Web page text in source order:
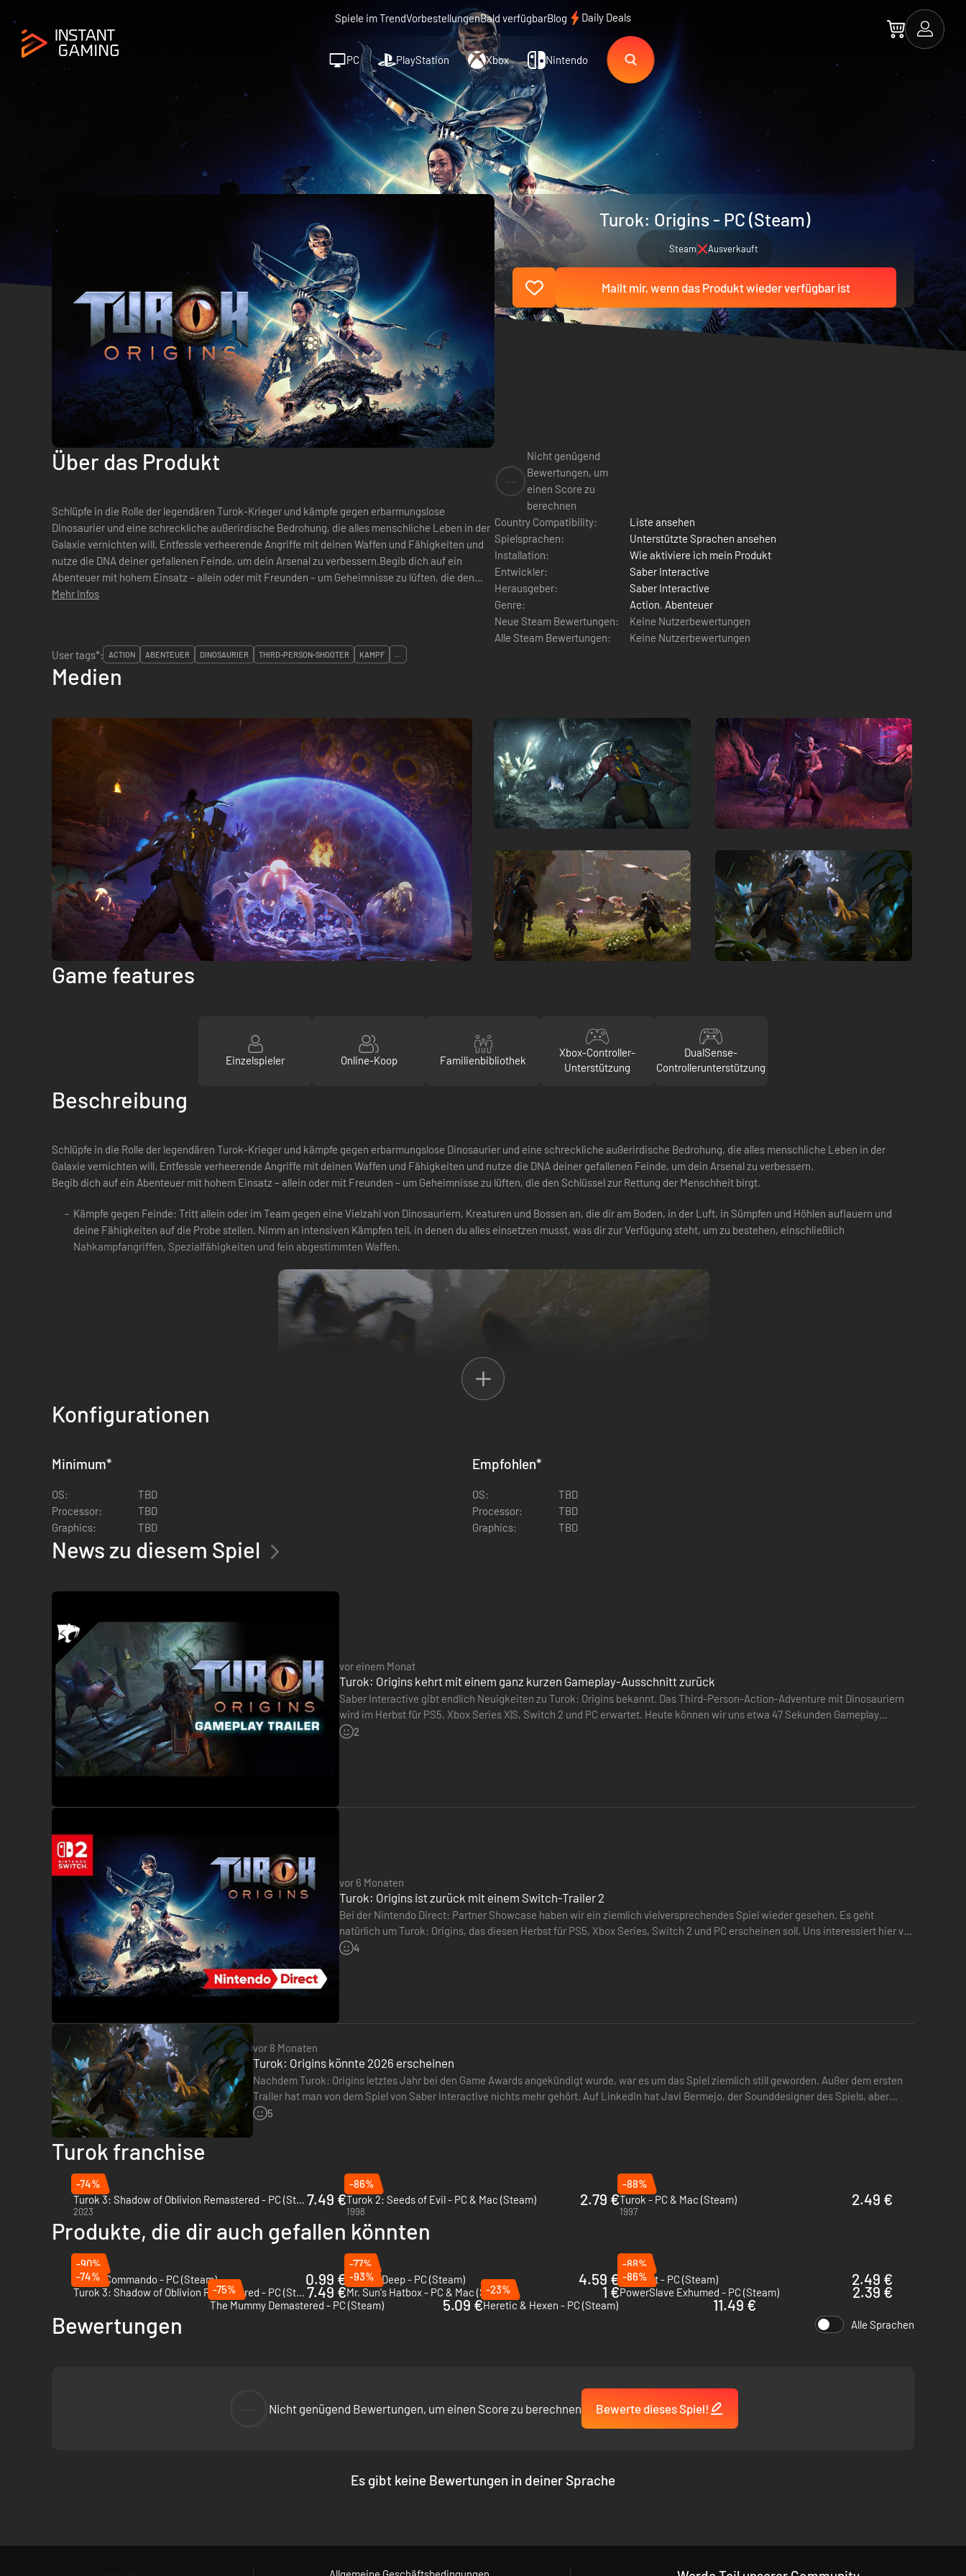
Spiele im TrendVorbestellungenBald verfügbarBlog Daily Deals
PC PlayStation Xbox Nintendo
Turok: Origins - PC (Steam)
Steam Ausverkauft
Mailt mir, wenn das Produkt wieder verfügbar ist
Über das Produkt
Schlüpfe in die Rolle der legendären Turok-Krieger und kämpfe gegen erbarmungslose
Dinosaurier und eine schreckliche außerirdische Bedrohung, die alles menschliche Leben in der
Galaxie vernichten will. Entfessle verheerende Angriffe mit deinen Waffen und Fähigkeiten und
nutze die DNA deiner gefallenen Feinde, um dein Arsenal zu verbessern.Begib dich auf ein
Abenteuer mit hohem Einsatz – allein oder mit Freunden – um Geheimnisse zu lüften, die den
Schlüssel zur Rettung der Menschheit b...
Mehr Infos
Nicht genügend
Bewertungen, um
einen Score zu
berechnen
Country Compatibility:
Liste ansehen
Spielsprachen:
Unterstützte Sprachen ansehen
Installation:
Wie aktiviere ich mein Produkt
Entwickler:
Saber Interactive
Herausgeber:
Saber Interactive
Genre:
Action, Abenteuer
Neue Steam Bewertungen:
Keine Nutzerbewertungen
Alle Steam Bewertungen:
Keine Nutzerbewertungen
User tags*:
ACTION ABENTEUER DINOSAURIER THIRD-PERSON-SHOOTER KAMPF ...
Medien
Game features
Einzelspieler Online-Koop Familienbibliothek
Xbox-Controller-
Unterstützung
DualSense-
Controllerunterstützung
Beschreibung
Schlüpfe in die Rolle der legendären Turok-Krieger und kämpfe gegen erbarmungslose Dinosaurier und eine schreckliche außerirdische Bedrohung, die alles menschliche Leben in der
Galaxie vernichten will. Entfessle verheerende Angriffe mit deinen Waffen und Fähigkeiten und nutze die DNA deiner gefallenen Feinde, um dein Arsenal zu verbessern.
Begib dich auf ein Abenteuer mit hohem Einsatz – allein oder mit Freunden – um Geheimnisse zu lüften, die den Schlüssel zur Rettung der Menschheit birgt.
Kämpfe gegen Feinde: Tritt allein oder im Team gegen eine Vielzahl von Dinosauriern, Kreaturen und Bossen an, die dir am Boden, in der Luft, in Sümpfen und Höhlen auflauern und
deine Fähigkeiten auf die Probe stellen. Nimm an intensiven Kämpfen teil, in denen du alles einsetzen musst, was dir zur Verfügung steht, um zu bestehen, einschließlich
Nahkampfangriffen, Spezialfähigkeiten und fein abgestimmten Waffen.
Entfessle dein Arsenal: Schalte deine fortschrittlichen Waffen frei und verbessere sie, um die Gefechte zu dominieren und deine Feinde auszuschalten: Plasmagewehre,
Strahlenkanonen, Scharfschützengewehre, Bögen, Schrotflinten und vieles mehr.
Nutze die Macht der DNA: Extrahiere die DNA von gefallenen Gegnern und aus der Umgebung, um bahnbrechende Kräfte freizusetzen, die deine Rüstung in Echtzeit weiterentwickeln.
Jede DNA-Kraft verbessert nicht nur dein Aussehen, sondern bietet auch aufrüstbare Fertigkeiten und Fähigkeiten, die dir im Kampf einen Vorteil verschaffen.
Erlebe epische Abenteuer in den Verlorenen Ländern: Im Verlauf der Missionen von Turok reist du zu verschiedenen Planeten mit atemberaubenden, aber tödlichen Welten. Von antiken
Tempeln über öde Schluchten bis hin zu dichten Dschungeln, ist jeder Ort Teil einer unvergesslichen Geschichte, die voller Wendungen steckt.
Konfigurationen
Minimum*
OS:
TBD
Processor:
TBD
Graphics:
TBD
Empfohlen*
OS:
TBD
Processor:
TBD
Graphics:
TBD
News zu diesem Spiel
vor einem Monat
Turok: Origins kehrt mit einem ganz kurzen Gameplay-Ausschnitt zurück
Saber Interactive gibt endlich Neuigkeiten zu Turok: Origins bekannt. Das Third-Person-Action-Adventure mit Dinosauriern
wird im Herbst für PS5, Xbox Series X|S, Switch 2 und PC erwartet. Heute können wir uns etwa 47 Sekunden Gameplay
ansehen. Im Mittelpunkt stehen natürlich die Kämpfe gegen die Monster…
2
vor 6 Monaten
Turok: Origins ist zurück mit einem Switch-Trailer 2
Bei der Nintendo Direct: Partner Showcase haben wir ein ziemlich vielversprechendes Spiel wieder gesehen. Es geht
natürlich um Turok: Origins, das diesen Herbst für PS5, Xbox Series, Switch 2 und PC erscheinen soll. Uns interessiert hier vor
allem die Version für die Nintendo-Konsole. Sie wird in einem…
4
vor 8 Monaten
Turok: Origins könnte 2026 erscheinen
Nachdem Turok: Origins letztes Jahr bei den Game Awards angekündigt wurde, war es um das Spiel ziemlich still geworden. Außer dem ersten
Trailer hat man von dem Spiel von Saber Interactive nichts mehr gehört. Auf LinkedIn hat Javi Bermejo, der Sounddesigner des Spiels, aber
erwähnt, dass Turok: Origins…
5
Turok franchise
-74%
Turok 3: Shadow of Oblivion Remastered - PC (Steam)
2023
7.49 €
-86%
Turok 2: Seeds of Evil - PC & Mac (Steam)
1998
2.79 €
-88%
Turok - PC & Mac (Steam)
1997
2.49 €
Produkte, die dir auch gefallen könnten
-90%
Bionic Commando - PC (Steam)
0.99 €
-77%
Hidden Deep - PC (Steam)
4.59 €
-88%
Akimbot - PC (Steam)
2.49 €
-74%
Turok 3: Shadow of Oblivion Remastered - PC (Steam) 7.49 €
-93%
Mr. Sun's Hatbox - PC & Mac (Steam)
1 €
-86%
PowerSlave Exhumed - PC (Steam)
2.39 €
-75%
The Mummy Demastered - PC (Steam)
5.09 €
-23%
Heretic & Hexen - PC (Steam)
11.49 €
Bewertungen Alle Sprachen
Nicht genügend Bewertungen, um einen Score zu berechnen Bewerte dieses Spiel!
Es gibt keine Bewertungen in deiner Sprache